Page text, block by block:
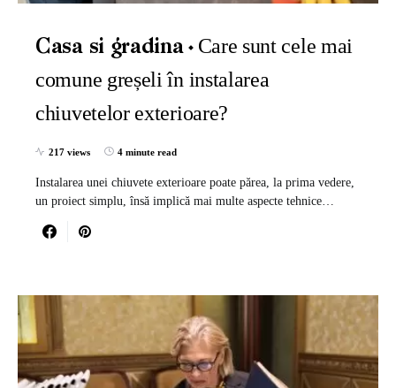
Casa si gradina
Care sunt cele mai
comune greșeli în instalarea
chiuvetelor exterioare?
217 views 4 minute read
Instalarea unei chiuvete exterioare poate părea, la prima vedere,
un proiect simplu, însă implică mai multe aspecte tehnice…